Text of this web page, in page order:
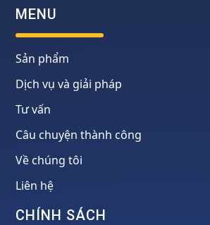
MENU
Sản phẩm
Dịch vụ và giải pháp
Tư vấn
Câu chuyện thành công
Về chúng tôi
Liên hệ
CHÍNH SÁCH